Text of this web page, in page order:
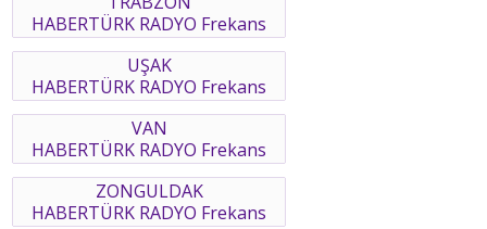
HABERTÜRK RADYO Frekans
UŞAK
HABERTÜRK RADYO Frekans
VAN
HABERTÜRK RADYO Frekans
ZONGULDAK
HABERTÜRK RADYO Frekans